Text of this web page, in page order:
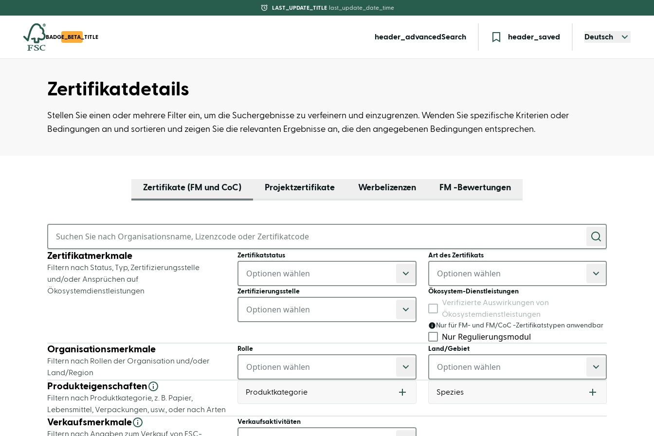
LAST_UPDATE_TITLE last_update_date_time
BADGE_BETA_TITLE header_advancedSearch header_saved Deutsch
Zertifikatdetails
Stellen Sie einen oder mehrere Filter ein, um die Suchergebnisse zu verfeinern und einzugrenzen. Wenden Sie spezifische Kriterien oder
Bedingungen an und sortieren und zeigen Sie die relevanten Ergebnisse an, die den angegebenen Bedingungen entsprechen.
Zertifikate (FM und CoC) Projektzertifikate Werbelizenzen FM -Bewertungen
Zertifikatmerkmale
Filtern nach Status, Typ, Zertifizierungsstelle
und/oder Ansprüchen auf
Ökosystemdienstleistungen
Zertifikatstatus
Zertifizierungsstelle
Art des Zertifikats
Ökosystem-Dienstleistungen
Verifizierte Auswirkungen von
Ökosystemdienstleistungen
Nur für FM- und FM/CoC -Zertifikatstypen anwendbar
Nur Regulierungsmodul
Organisationsmerkmale
Filtern nach Rollen der Organisation und/oder
Land/Region
Rolle Land/Gebiet
Produkteigenschaften
Filtern nach Produktkategorie, z. B. Papier,
Lebensmittel, Verpackungen, usw., oder nach Arten
Produktkategorie Spezies
Verkaufsmerkmale
Filtern nach Angaben zum Verkauf von FSC-
Verkaufsaktivitäten